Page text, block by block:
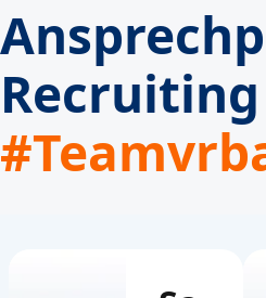
Recruiting